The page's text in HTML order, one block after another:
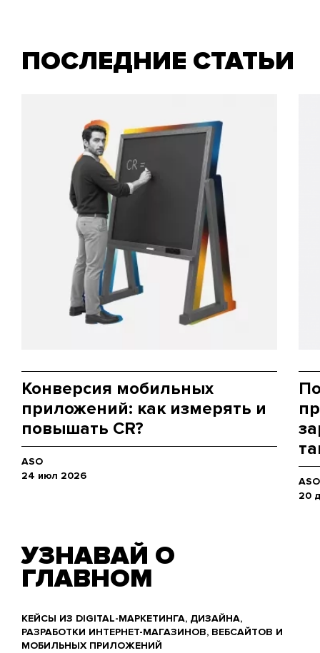
ПОСЛЕДНИЕ СТАТЬИ
Конверсия мобильных
приложений: как измерять и
повышать CR?
ASO
24 июл 2026
ASO
20
УЗНАВАЙ О
ГЛАВНОМ
КЕЙСЫ ИЗ DIGITAL-МАРКЕТИНГА, ДИЗАЙНА,
РАЗРАБОТКИ ИНТЕРНЕТ-МАГАЗИНОВ, ВЕБСАЙТОВ И
МОБИЛЬНЫХ ПРИЛОЖЕНИЙ